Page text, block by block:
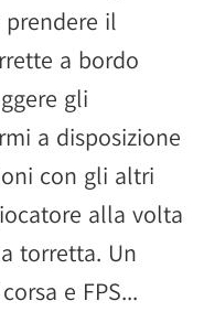
il
a bordo
gli
a disposizione
con gli altri
alla volta
torretta. Un
e FPS...